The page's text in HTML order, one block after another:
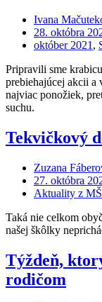
Ivana
28. októbra
október 2021 ,
Pripravili sme
prebiehajúcej akcii a
najviac ponožiek,
suchu.
Tekvičkový
Zuzana
27. októbra
Aktuality z MŠ
Taká nie celkom
našej škôlky
Týždeň,
rodičom